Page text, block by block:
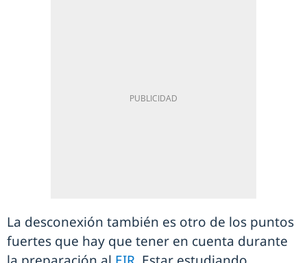
La desconexión también es otro de los puntos
fuertes que hay que tener en cuenta durante